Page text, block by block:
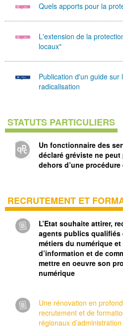
Quels apports pour la
L'extension de la
locaux"
Publication d'un guide sur
radicalisation
STATUTS PARTICULIERS
Un fonctionnaire des
déclaré gréviste ne
dehors d’une
RECRUTEMENT ET
L’Etat souhaite attirer,
agents publics qualifiés
métiers du numérique
d’information et de
mettre en oeuvre son
numérique
Une rénovation en
recrutement et de
régionaux